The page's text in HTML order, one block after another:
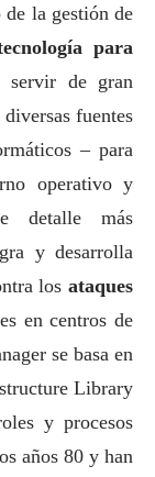
la gestión de
para
servir de gran
fuentes
– para
operativo y
detalle más
y desarrolla
los ataques
en centros de
se basa en
Library
y procesos
años 80 y han